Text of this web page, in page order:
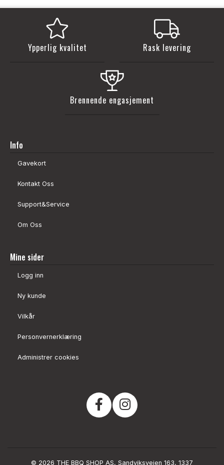
Ypperlig kvalitet Rask levering
Brennende engasjement
Info
Gavekort
Kontakt Oss
Support&Service
Om Oss
Mine sider
Logg inn
Ny kunde
Vilkår
Personvernerklæring
Administrer cookies
© 2026 THE BBQ SHOP AS, Sandviksveien 163, 1337